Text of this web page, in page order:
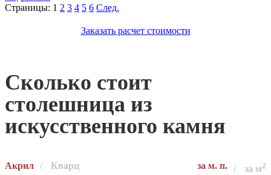
Страницы: 1 2 3 4 5 6 След.
Заказать расчет стоимости
Сколько стоит
столешница из
искусcтвенного камня
Акрил Кварц за м. п. за м2